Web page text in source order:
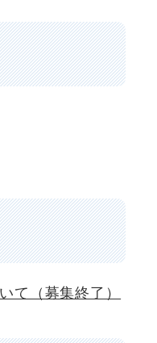
て（募集終了）